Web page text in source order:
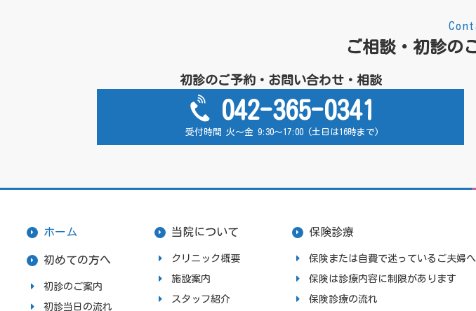
ご相談・初診の
初診のご予約・お問い合わせ・相談
042-365-0341
受付時間 火～金 9:30～17:00 (土日は16時まで)
ホーム
初めての方へ
初診のご案内
初診当日の流れ
当院について
クリニック概要
施設案内
スタッフ紹介
保険診療
保険または自費で迷っているご夫婦へ
保険は診療内容に制限があります
保険診療の流れ